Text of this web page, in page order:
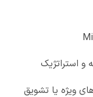
استراتژیک
ویژه یا تشویق